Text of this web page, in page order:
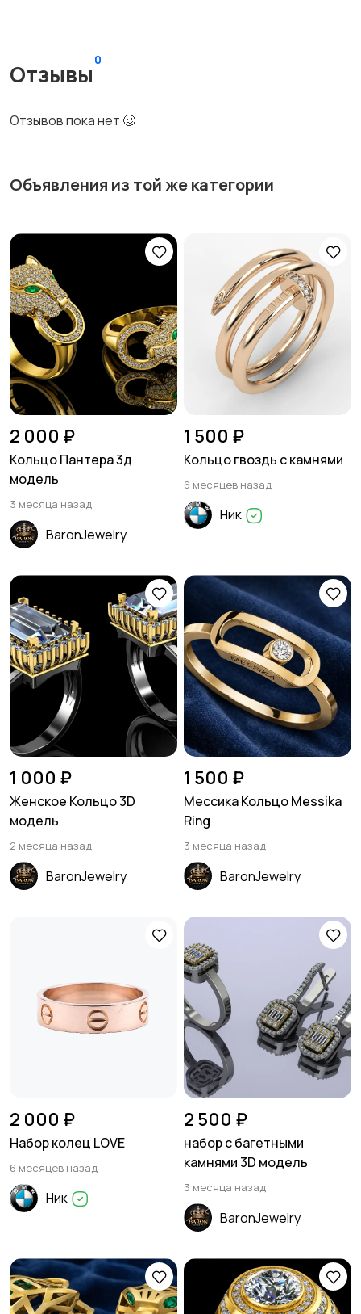
Отзывы
0
Отзывов пока нет 🥴
Объявления из той же категории
2 000 ₽
Кольцо Пантера 3д
модель
3 месяца назад
BaronJewelry
1 500 ₽
Кольцо гвоздь с камнями
6 месяцев назад
Ник
1 000 ₽
Женское Кольцо 3D
модель
2 месяца назад
BaronJewelry
1 500 ₽
Мессика Кольцо Messika
Ring
3 месяца назад
BaronJewelry
2 000 ₽
Набор колец LOVE
6 месяцев назад
Ник
2 500 ₽
набор с багетными
камнями 3D модель
3 месяца назад
BaronJewelry